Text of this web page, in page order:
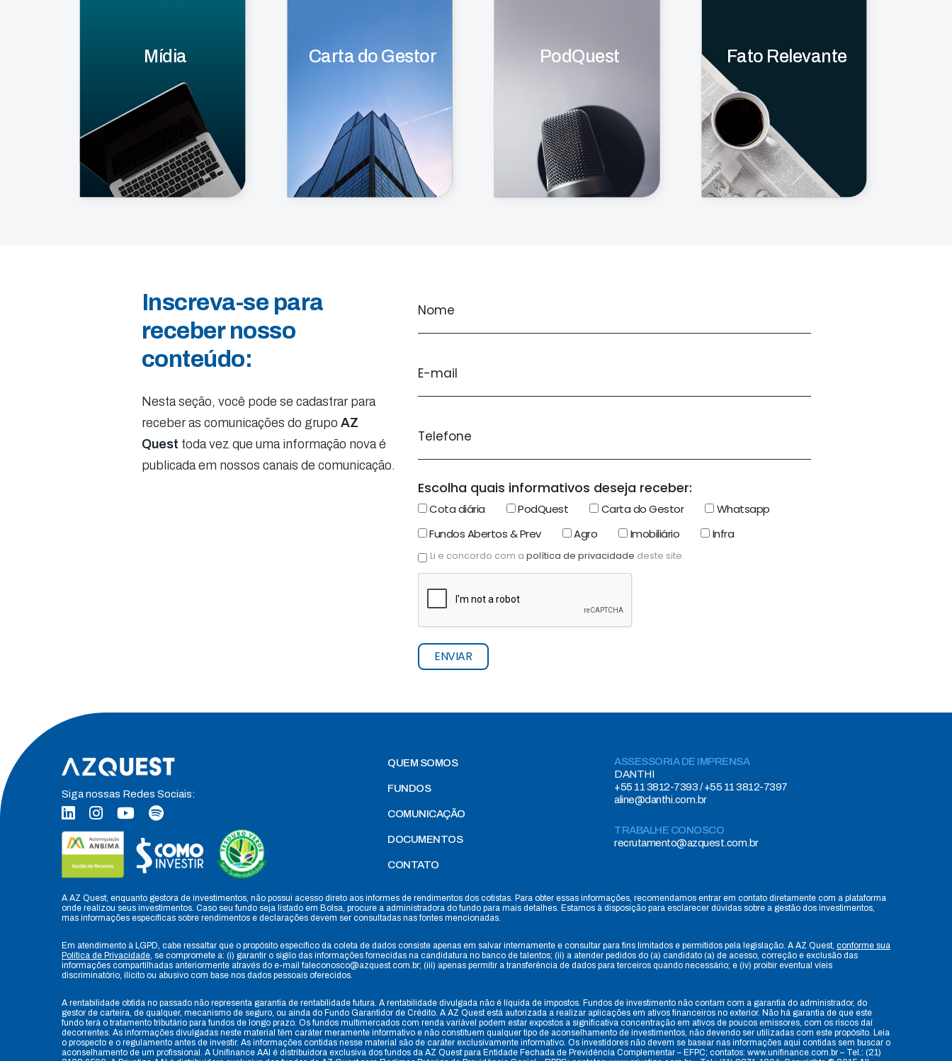
Mídia Carta do Gestor PodQuest Fato Relevante
Inscreva-se para
receber nosso
conteúdo:
Nesta seção, você pode se cadastrar para
receber as comunicações do grupo AZ
Quest toda vez que uma informação nova é
publicada em nossos canais de comunicação.
Escolha quais informativos deseja receber:
Cota diária PodQuest Carta do Gestor
Whatsapp
Fundos Abertos & Prev
Agro Imobiliário Infra
Li e concordo com a política de privacidade deste site.
ENVIAR
Siga nossas Redes Sociais:
QUEM SOMOS
FUNDOS
COMUNICAÇÃO
DOCUMENTOS
CONTATO
ASSESSORIA DE IMPRENSA
DANTHI
+55 11 3812-7393 / +55 11 3812-7397
aline@danthi.com.br
TRABALHE CONOSCO
recrutamento@azquest.com.br
A AZ Quest, enquanto gestora de investimentos, não possui acesso direto aos informes de rendimentos dos cotistas. Para obter essas informações, recomendamos entrar em contato diretamente com a plataforma
onde realizou seus investimentos. Caso seu fundo seja listado em Bolsa, procure a administradora do fundo para mais detalhes. Estamos à disposição para esclarecer dúvidas sobre a gestão dos investimentos,
mas informações específicas sobre rendimentos e declarações devem ser consultadas nas fontes mencionadas.
Em atendimento à LGPD, cabe ressaltar que o propósito específico da coleta de dados consiste apenas em salvar internamente e consultar para fins limitados e permitidos pela legislação. A AZ Quest, conforme sua
Política de Privacidade, se compromete a: (i) garantir o sigilo das informações fornecidas na candidatura no banco de talentos; (ii) a atender pedidos do (a) candidato (a) de acesso, correção e exclusão das
informações compartilhadas anteriormente através do e-mail faleconosco@azquest.com.br; (iii) apenas permitir a transferência de dados para terceiros quando necessário; e (iv) proibir eventual víeis
discriminatório, ilícito ou abusivo com base nos dados pessoais oferecidos.
A rentabilidade obtida no passado não representa garantia de rentabilidade futura. A rentabilidade divulgada não é líquida de impostos. Fundos de investimento não contam com a garantia do administrador, do
gestor de carteira, de qualquer, mecanismo de seguro, ou ainda do Fundo Garantidor de Crédito. A AZ Quest está autorizada a realizar aplicações em ativos financeiros no exterior. Não há garantia de que este
fundo terá o tratamento tributário para fundos de longo prazo. Os fundos multimercados com renda variável podem estar expostos a significativa concentração em ativos de poucos emissores, com os riscos daí
decorrentes. As informações divulgadas neste material têm caráter meramente informativo e não constituem qualquer tipo de aconselhamento de investimentos, não devendo ser utilizadas com este propósito. Leia
o prospecto e o regulamento antes de investir. As informações contidas nesse material são de caráter exclusivamente informativo. Os investidores não devem se basear nas informações aqui contidas sem buscar o
aconselhamento de um profissional. A Unifinance AAI é distribuidora exclusiva dos fundos da AZ Quest para Entidade Fechada de Previdência Complementar – EFPC; contatos: www.unifinance.com.br – Tel.: (21)